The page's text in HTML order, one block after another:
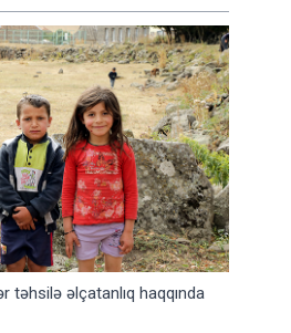
təhsilə əlçatanlıq haqqında